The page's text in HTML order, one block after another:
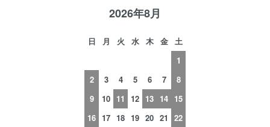
2026年8月
日 月 火 水 木 金
土
1
2
3 4 5 6 7
8
9
10 11 12 13 14 15
16 17 18 19 20 21
22